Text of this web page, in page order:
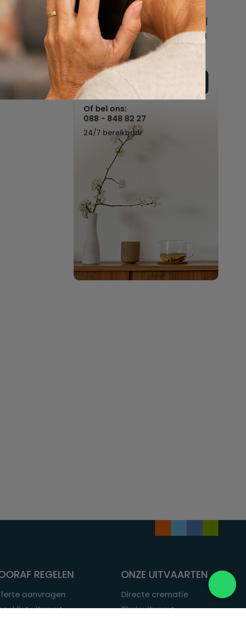
Beschrijf uw wensen
online of bel ons geheel
vrijblijvend voor hulp na
een overlijden.
Vul hier uw wensen in
Of bel ons:
088 - 848 82 27
24/7 bereikbaar
REGELEN
aanvragen
uitvaart
ONZE UITVAARTEN
Directe crematie
Thuisuitvaart